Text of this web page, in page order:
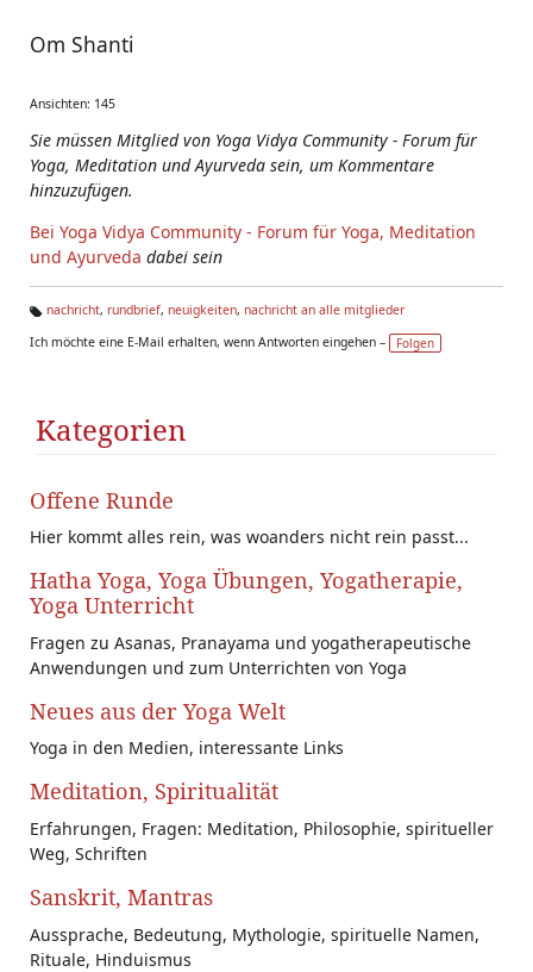
Om Shanti
Ansichten: 145
Sie müssen Mitglied von Yoga Vidya Community - Forum für
Yoga, Meditation und Ayurveda sein, um Kommentare
hinzuzufügen.
Bei Yoga Vidya Community - Forum für Yoga, Meditation
und Ayurveda dabei sein
g
nachricht, rundbrief, neuigkeiten, nachricht an alle mitglieder
Ich möchte eine E-Mail erhalten, wenn Antworten eingehen –
Folgen
Kategorien
Offene Runde
Hier kommt alles rein, was woanders nicht rein passt...
Hatha Yoga, Yoga Übungen, Yogatherapie,
Yoga Unterricht
Fragen zu Asanas, Pranayama und yogatherapeutische
Anwendungen und zum Unterrichten von Yoga
Neues aus der Yoga Welt
Yoga in den Medien, interessante Links
Meditation, Spiritualität
Erfahrungen, Fragen: Meditation, Philosophie, spiritueller
Weg, Schriften
Sanskrit, Mantras
Aussprache, Bedeutung, Mythologie, spirituelle Namen,
Rituale, Hinduismus